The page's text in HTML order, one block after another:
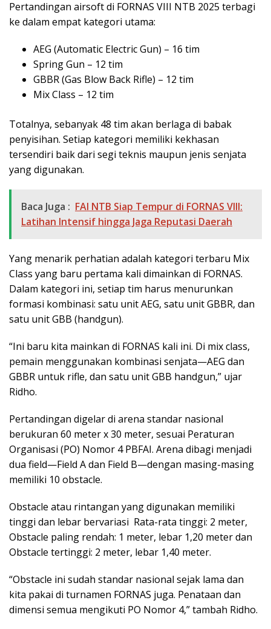
Pertandingan airsoft di FORNAS VIII NTB 2025 terbagi
ke dalam empat kategori utama:
AEG (Automatic Electric Gun) – 16 tim
Spring Gun – 12 tim
GBBR (Gas Blow Back Rifle) – 12 tim
Mix Class – 12 tim
Totalnya, sebanyak 48 tim akan berlaga di babak
penyisihan. Setiap kategori memiliki kekhasan
tersendiri baik dari segi teknis maupun jenis senjata
yang digunakan.
Baca Juga : FAI NTB Siap Tempur di FORNAS VIII:
Latihan Intensif hingga Jaga Reputasi Daerah
Yang menarik perhatian adalah kategori terbaru Mix
Class yang baru pertama kali dimainkan di FORNAS.
Dalam kategori ini, setiap tim harus menurunkan
formasi kombinasi: satu unit AEG, satu unit GBBR, dan
satu unit GBB (handgun).
“Ini baru kita mainkan di FORNAS kali ini. Di mix class,
pemain menggunakan kombinasi senjata—AEG dan
GBBR untuk rifle, dan satu unit GBB handgun,” ujar
Ridho.
Pertandingan digelar di arena standar nasional
berukuran 60 meter x 30 meter, sesuai Peraturan
Organisasi (PO) Nomor 4 PBFAI. Arena dibagi menjadi
dua field—Field A dan Field B—dengan masing-masing
memiliki 10 obstacle.
Obstacle atau rintangan yang digunakan memiliki
tinggi dan lebar bervariasi Rata-rata tinggi: 2 meter,
Obstacle paling rendah: 1 meter, lebar 1,20 meter dan
Obstacle tertinggi: 2 meter, lebar 1,40 meter.
“Obstacle ini sudah standar nasional sejak lama dan
kita pakai di turnamen FORNAS juga. Penataan dan
dimensi semua mengikuti PO Nomor 4,” tambah Ridho.